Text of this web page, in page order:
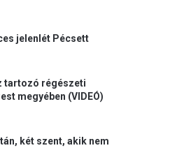
jelenlét Pécsett
tartozó régészeti
megyében (VIDEÓ)
két szent, akik nem